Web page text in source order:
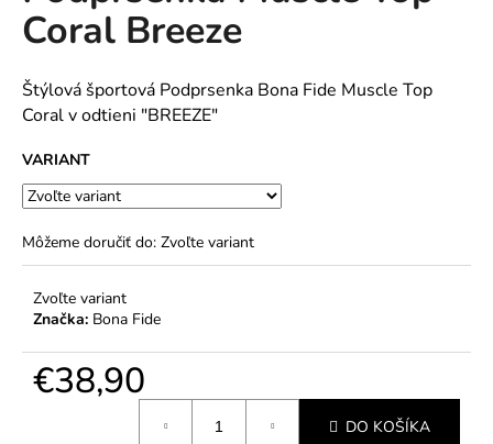
5
hviezdičiek.
Coral Breeze
Štýlová športová Podprsenka Bona Fide Muscle Top
Coral v odtieni "BREEZE"
VARIANT
Môžeme doručiť do: Zvoľte variant
Zvoľte variant
Značka: Bona Fide
€38,90
DO KOŠÍKA
a
m
e